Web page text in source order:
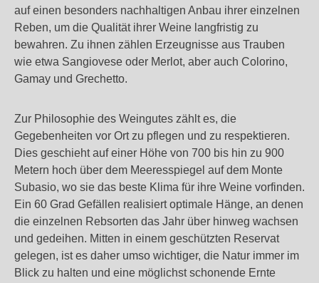
auf einen besonders nachhaltigen Anbau ihrer einzelnen
Reben, um die Qualität ihrer Weine langfristig zu
bewahren. Zu ihnen zählen Erzeugnisse aus Trauben
wie etwa Sangiovese oder Merlot, aber auch Colorino,
Gamay und Grechetto.
Zur Philosophie des Weingutes zählt es, die
Gegebenheiten vor Ort zu pflegen und zu respektieren.
Dies geschieht auf einer Höhe von 700 bis hin zu 900
Metern hoch über dem Meeresspiegel auf dem Monte
Subasio, wo sie das beste Klima für ihre Weine vorfinden.
Ein 60 Grad Gefällen realisiert optimale Hänge, an denen
die einzelnen Rebsorten das Jahr über hinweg wachsen
und gedeihen. Mitten in einem geschützten Reservat
gelegen, ist es daher umso wichtiger, die Natur immer im
Blick zu halten und eine möglichst schonende Ernte